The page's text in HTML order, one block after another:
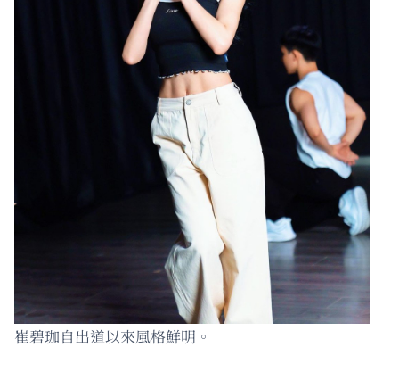
崔碧珈自出道以來風格鮮明。